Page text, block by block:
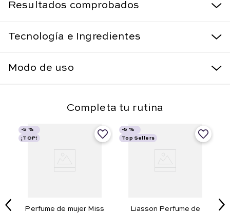
Resultados comprobados
Tecnología e Ingredientes
Modo de uso
Completa tu rutina
-5 %
¡TOP!
Perfume de mujer Miss
-5 %
Top Sellers
Liasson Perfume de